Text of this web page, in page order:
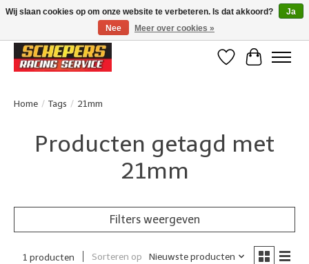
Klanten beoordelen ons met een 4,8/5 op Google reviews
Verlanglijst
Home / Tags / 21mm
Producten getagd met
21mm
Filters weergeven
1 producten Sorteren op Nieuwste producten
Wij slaan cookies op om onze website te verbeteren. Is dat akkoord?
Ja
Nee
Meer over cookies »